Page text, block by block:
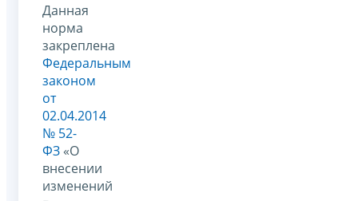
Данная
норма
закреплена
Федеральным
законом
от
02.04.2014
№ 52-
ФЗ «О
внесении
изменений